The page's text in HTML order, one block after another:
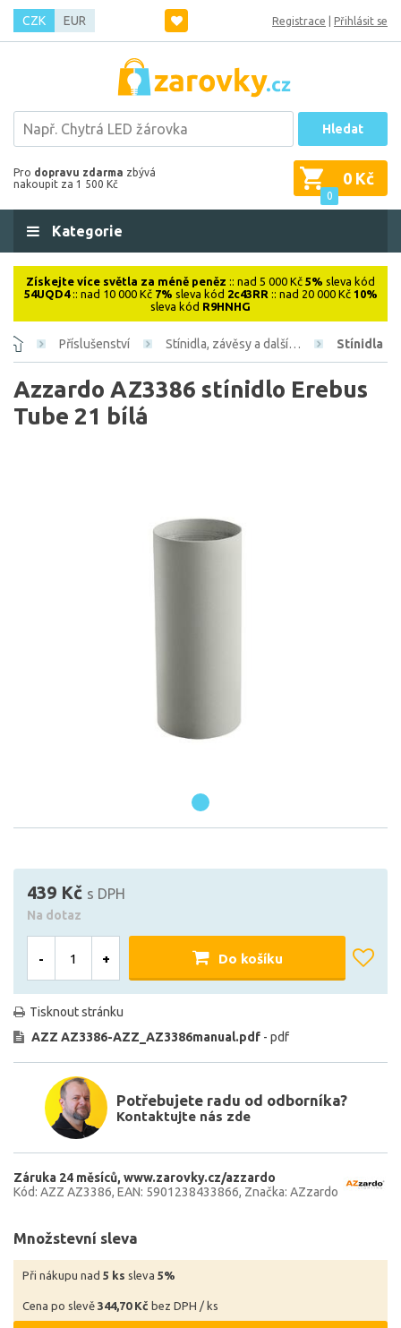
CZK EUR Registrace Přihlásit se
Hledat
Pro dopravu zdarma zbývá
nakoupit za 1 500 Kč
0
0 Kč
Kategorie
Získejte více světla za méně peněz :: nad 5 000 Kč 5% sleva kód
54UQD4:: nad 10 000 Kč 7% sleva kód 2c43RR :: nad 20 000 Kč 10%
sleva kód R9HNHG
Příslušenství Stínidla, závěsy a další… Stínidla
Azzardo AZ3386 stínidlo Erebus
Tube 21 bílá
439 Kč s DPH
Na dotaz
- + Do košíku
Tisknout stránku
AZZ AZ3386-AZZ_AZ3386manual.pdf - pdf
Potřebujete radu od odborníka?
Kontaktujte nás zde
Záruka 24 měsíců www.zarovky.cz/azzardo
Kód: AZZ AZ3386 EAN: 5901238433866 Značka: AZzardo
Množstevní sleva
Při nákupu nad 5 ks sleva 5%
Cena po slevě 344,70 Kč bez DPH / ks